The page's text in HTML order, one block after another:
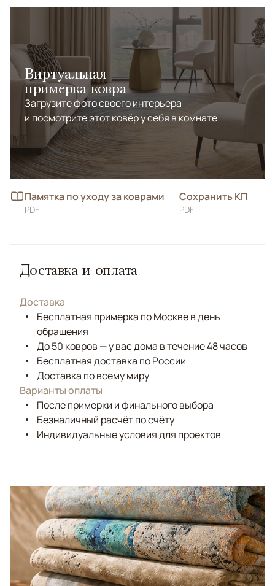
Виртуальная
примерка ковра
Загрузите фото своего интерьера
и посмотрите этот ковёр у себя в комнате
Памятка по уходу за коврами
PDF
Сохранить КП
PDF
Доставка и оплата
Доставка
Бесплатная примерка по Москве в день
обращения
До 50 ковров — у вас дома в течение 48 часов
Бесплатная доставка по России
Доставка по всему миру
Варианты оплаты
После примерки и финального выбора
Безналичный расчёт по счёту
Индивидуальные условия для проектов